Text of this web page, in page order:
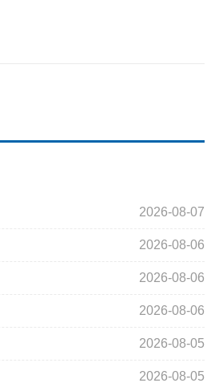
2026-08-07
2026-08-06
2026-08-06
2026-08-06
2026-08-05
2026-08-05